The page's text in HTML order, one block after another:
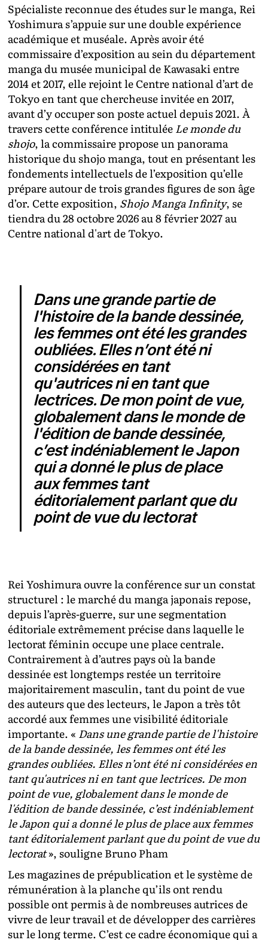
Spécialiste reconnue des études sur le manga, Rei
Yoshimura s’appuie sur une double expérience
académique et muséale. Après avoir été
commissaire d’exposition au sein du département
manga du musée municipal de Kawasaki entre
2014 et 2017, elle rejoint le Centre national d’art de
Tokyo en tant que chercheuse invitée en 2017,
avant d’y occuper son poste actuel depuis 2021. À
travers cette conférence intituléeLe monde du
shojo, la commissaire propose un panorama
historique du shojo manga, tout en présentant les
fondements intellectuels de l’exposition qu’elle
prépare autour de trois grandes figures de son âge
d’or. Cette exposition, Shojo Manga Infinity, se
tiendra du 28 octobre 2026 au 8 février 2027 au
Centre national d'art de Tokyo.
Dans une grande partie de
l'histoire de la bande dessinée,
les femmes ont été les grandes
oubliées. Elles n’ont été ni
considérées en tant
qu'autrices ni en tant que
lectrices. De mon point de vue,
globalement dans le monde de
l'édition de bande dessinée,
c’est indéniablement le Japon
qui a donné le plus de place
aux femmes tant
éditorialement parlant que du
point de vue du lectorat
Rei Yoshimura ouvre la conférence sur un constat
structurel : le marché du manga japonais repose,
depuis l’après-guerre, sur une segmentation
éditoriale extrêmement précise dans laquelle le
lectorat féminin occupe une place centrale.
Contrairement à d’autres pays où la bande
dessinée est longtemps restée un territoire
majoritairement masculin, tant du point de vue
des auteurs que des lecteurs, le Japon a très tôt
accordé aux femmes une visibilité éditoriale
importante. « Dans une grande partie de l'histoire
de la bande dessinée, les femmes ont été les
grandes oubliées. Elles n’ont été ni considérées en
tant qu'autrices ni en tant que lectrices. De mon
point de vue, globalement dans le monde de
l'édition de bande dessinée, c’est indéniablement
le Japon qui a donné le plus de place aux femmes
tant éditorialement parlant que du point de vue du
lectorat», souligne Bruno Pham
Les magazines de prépublication et le système de
rémunération à la planche qu’ils ont rendu
possible ont permis à de nombreuses autrices de
vivre de leur travail et de développer des carrières
sur le long terme. C’est ce cadre économique qui a